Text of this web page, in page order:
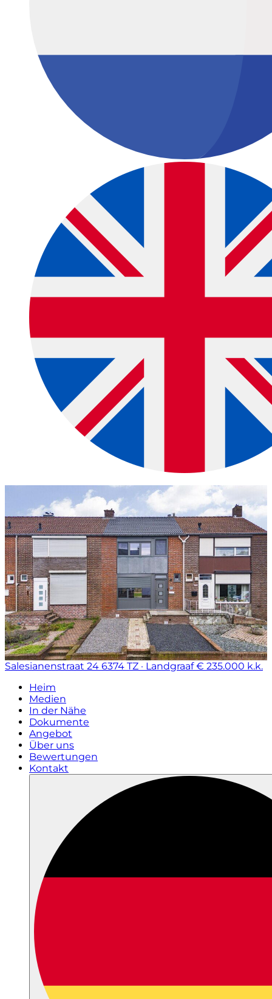
Salesianenstraat 24 6374 TZ · Landgraaf € 235.000 k.k.
Heim
Medien
In der Nähe
Dokumente
Angebot
Über uns
Bewertungen
Kontakt